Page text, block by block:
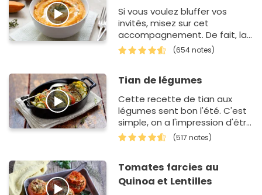
Si vous voulez bluffer vos
invités, misez sur cet
accompagnement. De fait, la
purée de patate douce est un
jeu d'enfant à préparer. Pour…
(654 notes)
Tian de légumes
Cette recette de tian aux
légumes sent bon l'été. C'est
simple, on a l'impression d'être
dans le sud ! D'ailleurs, le choix
de ces t…
(517 notes)
Tomates farcies au
Quinoa et Lentilles